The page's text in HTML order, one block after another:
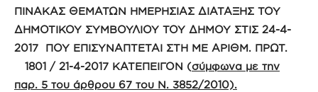
ΠΙΝΑΚΑΣ ΘΕΜΑΤΩΝ ΗΜΕΡΗΣΙΑΣ ΔΙΑΤΑΞΗΣ ΤΟΥ
ΔΗΜΟΤΙΚΟΥ ΣΥΜΒΟΥΛΙΟΥ ΤΟΥ ΔΗΜΟΥ ΣΤΙΣ 24-4-
2017 ΠΟΥ ΕΠΙΣΥΝΑΠΤΕΤΑΙ ΣΤΗ ΜΕ ΑΡΙΘΜ. ΠΡΩΤ.
1801 / 21-4-2017 ΚΑΤΕΠΕΙΓΟΝ (σύμφωνα με την
παρ. 5 του άρθρου 67 του Ν. 3852/2010).